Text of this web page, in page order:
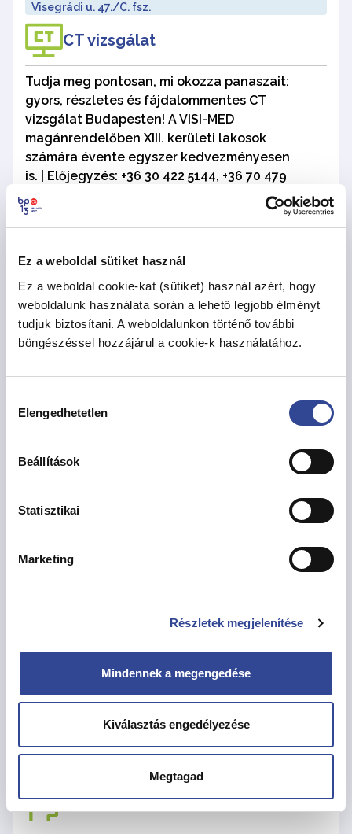
Ez a weboldal sütiket használ
Ez a weboldal cookie-kat (sütiket) használ azért, hogy
weboldalunk használata során a lehető legjobb élményt
tudjuk biztosítani. A weboldalunkon történő további
böngészéssel hozzájárul a cookie-k használatához.
kiválasztása
Elengedhetetlen
Beállítások
Statisztikai
Marketing
Részletek megjelenítése
Mindennek a megengedése
Kiválasztás engedélyezése
Megtagad
Visegrádi u. 47./C. fsz.
CT vizsgálat
Tudja meg pontosan, mi okozza panaszait:
gyors, részletes és fájdalommentes CT
vizsgálat Budapesten! A VISI-MED
magánrendelőben XIII. kerületi lakosok
számára évente egyszer kedvezményesen
is. | Előjegyzés: +36 30 422 5144, +36 70 479
6417, +36 1 452 4288 | Kényelmes fizetés –
kártyaelfogadás a CT vizsgálat helyszínén
CT-MR Diagnosztikai Központ, 1132 Budapest
Visegrádi u. 47./C. fsz.
Alacsony dózisú tüdő CT
kíméletes vizsgálat a tüdődaganatok és az
csökkentett sugárterheléssel. | Előjegyzés,
6417, +36 1 452 4288 | Kényelmes fizetés –
kártyaelfogadás a CT vizsgálat helyszínén
Foglalkozás-egészségügyi
Foglalkozás-egészségügyi alapszolgáltatás
az alkalmassági vizsgálatokat és az
egészségügyi állapot folyamatos nyomon
követését. | Előjegyzés: +36 1 452 4219, +36
VISI-MED - 1139 Budapest Szegedi út 17.
Humán regenerátor kezelés